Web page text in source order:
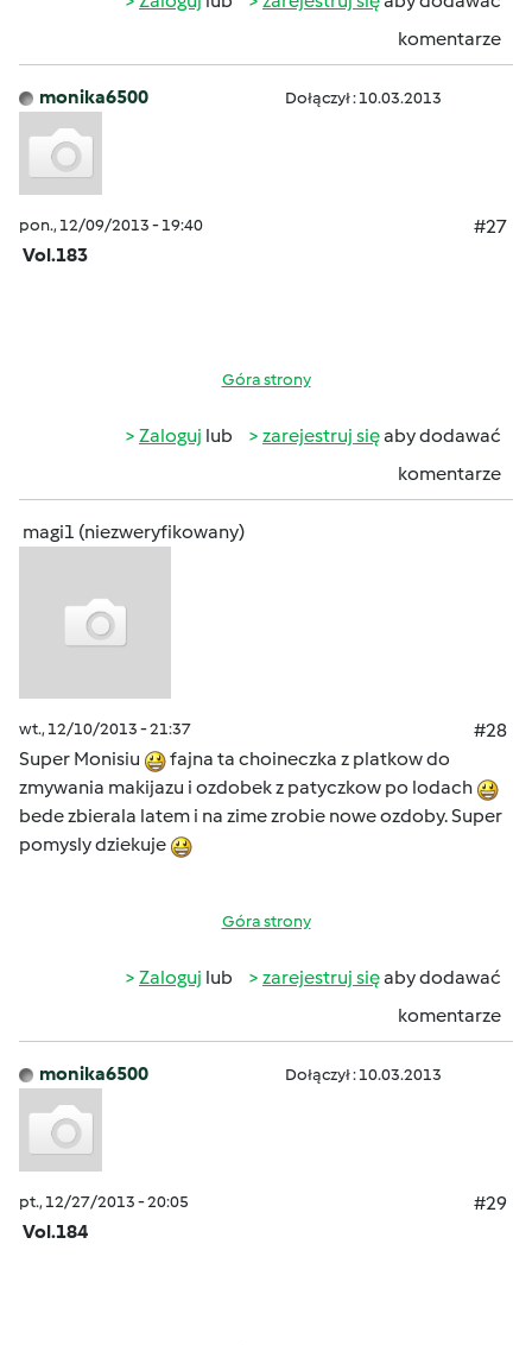
komentarze
monika6500 Dołączył : 10.03.2013
pon., 12/09/2013 - 19:40
#27
Vol.183
Góra strony
Zaloguj lub zarejestruj sięaby dodawać
komentarze
magi1 (niezweryfikowany)
wt., 12/10/2013 - 21:37
#28
Super Monisiu
fajna ta choineczka z platkow do
zmywania makijazu i ozdobek z patyczkow po lodach
bede zbierala latem i na zime zrobie nowe ozdoby. Super
pomysly dziekuje
Góra strony
Zaloguj lub zarejestruj sięaby dodawać
komentarze
monika6500 Dołączył : 10.03.2013
pt., 12/27/2013 - 20:05
#29
Vol.184